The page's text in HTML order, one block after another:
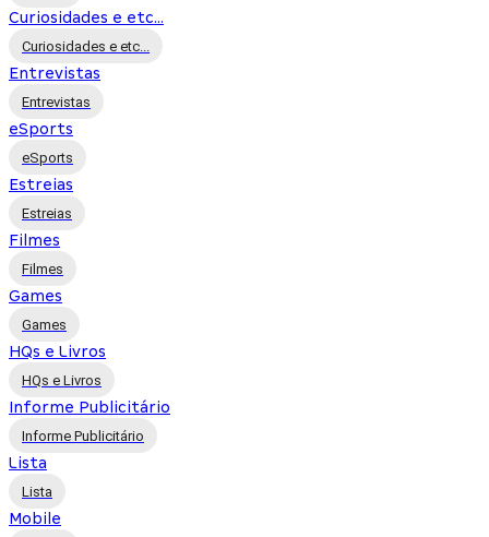
Curiosidades e etc...
Curiosidades e etc...
Entrevistas
Entrevistas
eSports
eSports
Estreias
Estreias
Filmes
Filmes
Games
Games
HQs e Livros
HQs e Livros
Informe Publicitário
Informe Publicitário
Lista
Lista
Mobile